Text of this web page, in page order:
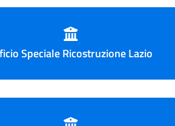
Speciale Ricostruzione Lazio